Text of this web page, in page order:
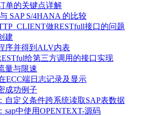
单的关键点详解
SAP S/4HANA 的比较
做RESTfull接口的问题
建
序并得到ALV内表
给第三方调用的接口实现
量与限速
ECC端日志记录及显示
成功例子
自定义条件跨系统读取SAP表数据
sap中使用OPENTEXT-源码